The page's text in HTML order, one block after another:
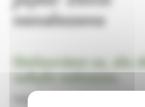
nenalezeno
Omlouváme se, ale
nebylo nalezeno.
Pokračujte na